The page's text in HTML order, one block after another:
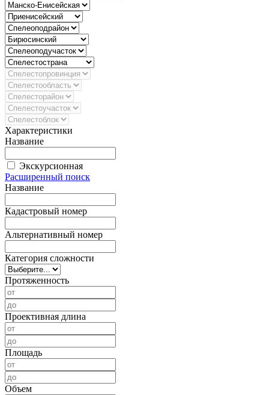
Характеристики
Название
Экскурсионная
Расширенный поиск
Название
Кадастровый номер
Альтернативный номер
Категория сложности
Протяженность
Проективная длина
Площадь
Объем